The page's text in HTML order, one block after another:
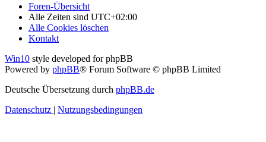
Foren-Übersicht
Alle Zeiten sind UTC+02:00
Alle Cookies löschen
Kontakt
Win10 style developed for phpBB
Powered by phpBB® Forum Software © phpBB Limited
Deutsche Übersetzung durch phpBB.de
Datenschutz | Nutzungsbedingungen